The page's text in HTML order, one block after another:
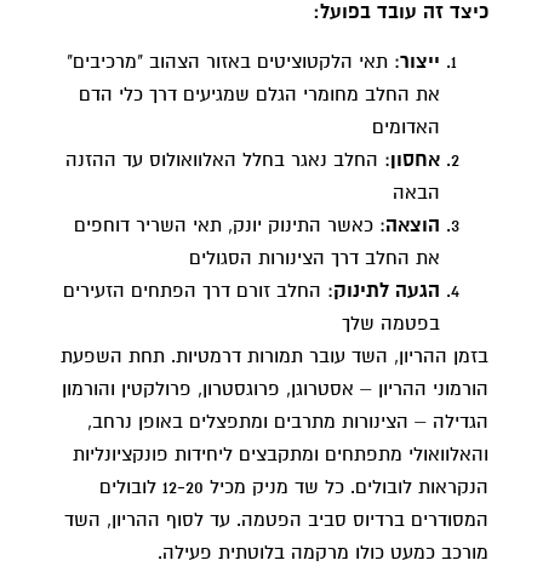
כיצד זה עובד בפועל:
ייצור: תאי הלקטוציטים באזור הצהוב "מרכיבים"
את החלב מחומרי הגלם שמגיעים דרך כלי הדם
האדומים
אחסון: החלב נאגר בחלל האלוואולוס עד ההזנה
הבאה
הוצאה: כאשר התינוק יונק, תאי השריר דוחפים
את החלב דרך הצינורות הסגולים
הגעה לתינוק: החלב זורם דרך הפתחים הזעירים
בפטמה שלך
בזמן ההריון, השד עובר תמורות דרמטיות. תחת השפעת
הורמוני ההריון – אסטרוגן, פרוגסטרון, פרולקטין והורמון
הגדילה – הצינורות מתרבים ומתפצלים באופן נרחב,
והאלוואולי מתפתחים ומתקבצים ליחידות פונקציונליות
הנקראות לובולים. כל שד מניק מכיל 12-20 לובולים
המסודרים ברדיוס סביב הפטמה. עד לסוף ההריון, השד
מורכב כמעט כולו מרקמה בלוטתית פעילה.